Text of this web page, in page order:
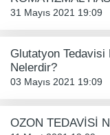
31 Mayıs 2021 19:09
Glutatyon Tedavisi
Nelerdir?
03 Mayıs 2021 19:09
OZON TEDAVİSİ